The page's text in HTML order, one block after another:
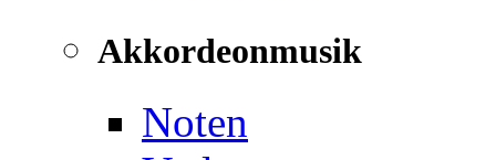
Akkordeonmusik
Noten